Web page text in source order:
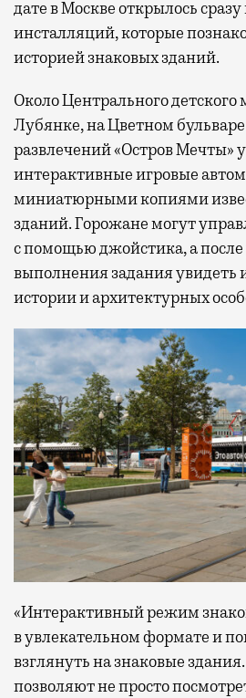
дате в Москве открылось
инсталляций, которые
историей знаковых зданий.
Около Центрального детского
Лубянке, на Цветном
развлечений «Остров Мечты»
интерактивные игровые
миниатюрными копиями
зданий. Горожане могут
с помощью джойстика, а
выполнения задания
истории и архитектурных
«Интерактивный режим
в увлекательном формате и
взглянуть на знаковые
позволяют не просто